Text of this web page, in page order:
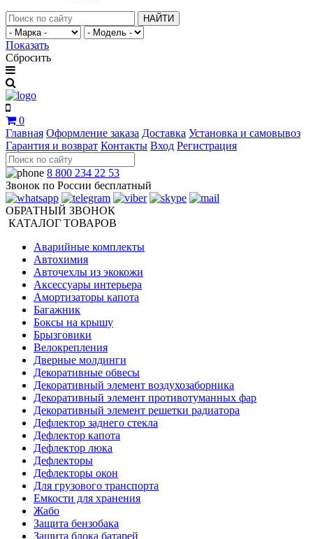
НАЙТИ
Показать
Сбросить
0
Главная Оформление заказа Доставка Установка и самовывоз
Гарантия и возврат Контакты Вход Регистрация
8 800 234 22 53
Звонок по России бесплатный
ОБРАТНЫЙ ЗВОНОК
КАТАЛОГ ТОВАРОВ
Аварийные комплекты
Автохимия
Авточехлы из экокожи
Аксессуары интерьера
Амортизаторы капота
Багажник
Боксы на крышу
Брызговики
Велокрепления
Дверные молдинги
Декоративные обвесы
Декоративный элемент воздухозаборника
Декоративный элемент противотуманных фар
Декоративный элемент решетки радиатора
Дефлектор заднего стекла
Дефлектор капота
Дефлектор люка
Дефлекторы
Дефлекторы окон
Для грузового транспорта
Емкости для хранения
Жабо
Защита бензобака
Защита блока батарей